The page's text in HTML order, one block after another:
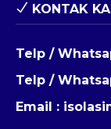
KONTAK
Telp /
Telp /
Email :